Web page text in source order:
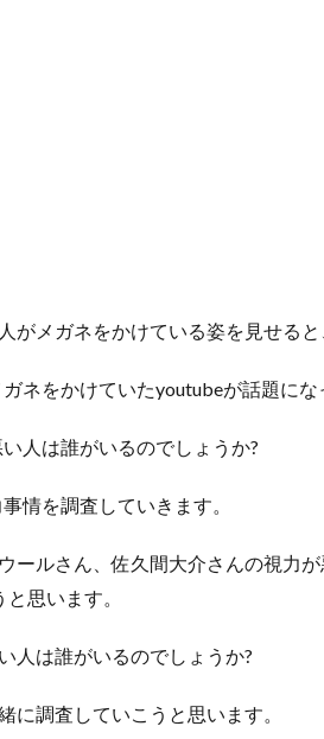
がメガネをかけている姿を見せる
ネをかけていたyoutubeが話題にな
人は誰がいるのでしょうか?
情を調査していきます。
ールさん、佐久間大介さんの視力
思います。
人は誰がいるのでしょうか?
に調査していこうと思います。